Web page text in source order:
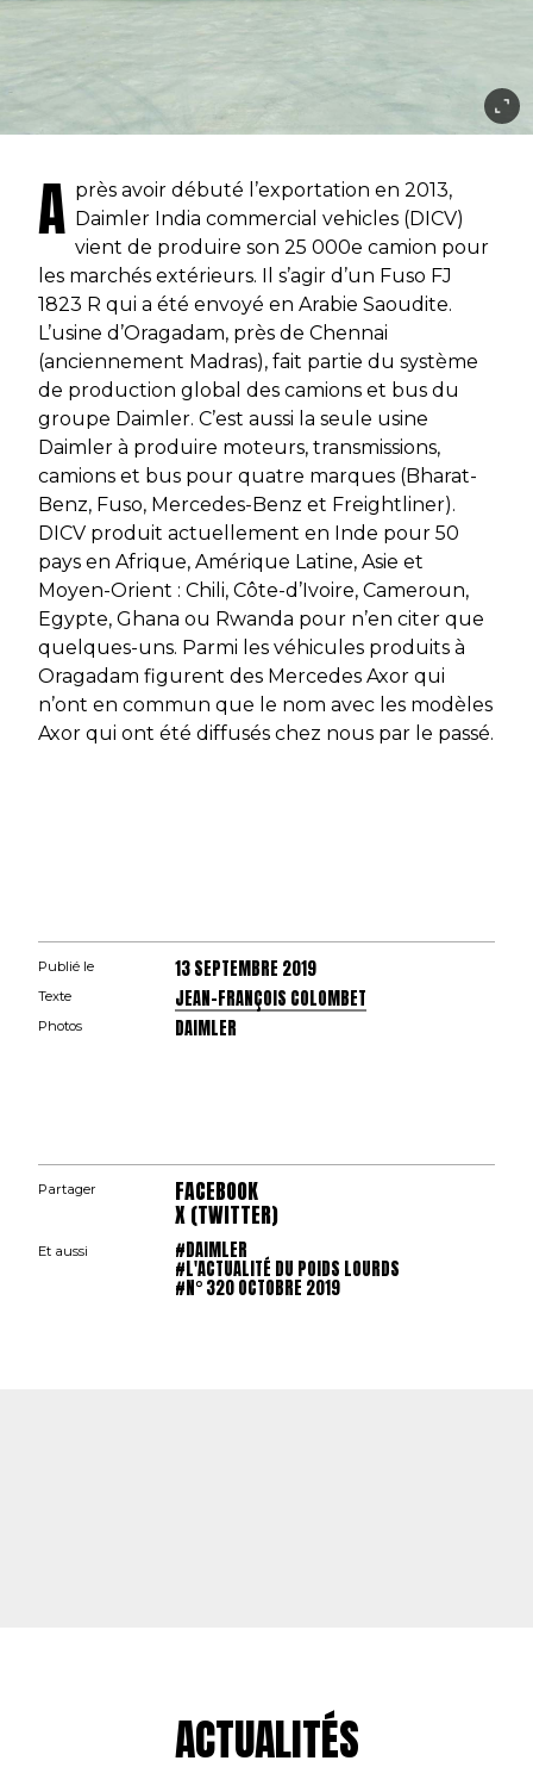
A près avoir débuté l’exportation en 2013,
Daimler India commercial vehicles (DICV)
vient de produire son 25 000e camion pour
les marchés extérieurs. Il s’agir d’un Fuso FJ
1823 R qui a été envoyé en Arabie Saoudite.
L’usine d’Oragadam, près de Chennai
(anciennement Madras), fait partie du système
de production global des camions et bus du
groupe Daimler. C’est aussi la seule usine
Daimler à produire moteurs, transmissions,
camions et bus pour quatre marques (Bharat-
Benz, Fuso, Mercedes-Benz et Freightliner).
DICV produit actuellement en Inde pour 50
pays en Afrique, Amérique Latine, Asie et
Moyen-Orient : Chili, Côte-d’Ivoire, Cameroun,
Egypte, Ghana ou Rwanda pour n’en citer que
quelques-uns. Parmi les véhicules produits à
Oragadam figurent des Mercedes Axor qui
n’ont en commun que le nom avec les modèles
Axor qui ont été diffusés chez nous par le passé.
Publié le 13 SEPTEMBRE 2019
Texte JEAN-FRANÇOIS COLOMBET
Photos DAIMLER
Partager FACEBOOK
X (TWITTER)
Et aussi #DAIMLER
#L'ACTUALITÉ DU POIDS LOURDS
#N° 320 OCTOBRE 2019
ACTUALITÉS